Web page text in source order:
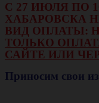
С 27 ИЮЛЯ ПО
ХАБАРОВСКА
ВИД ОПЛАТЫ:
ТОЛЬКО
САЙТЕ ИЛИ
Приносим свои